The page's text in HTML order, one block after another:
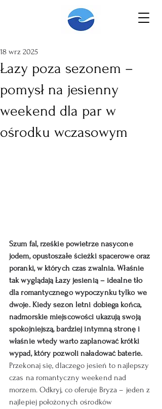
Łazy poza sezonem –
pomysł na jesienny
weekend dla par w
ośrodku wczasowym
18 wrz 2025
Szum fal, rześkie powietrze nasycone
jodem, opustoszałe ścieżki spacerowe oraz
poranki, w których czas zwalnia. Właśnie
tak wyglądają Łazy jesienią – idealne tło
dla romantycznego wypoczynku tylko we
dwoje. Kiedy sezon letni dobiega końca,
nadmorskie miejscowości ukazują swoją
spokojniejszą, bardziej intymną stronę i
właśnie wtedy warto zaplanować krótki
wypad, który pozwoli naładować baterie.
Przekonaj się, dlaczego jesień to najlepszy
czas na romantyczny weekend nad
morzem. Odkryj, co oferuje Bryza – jeden z
najlepiej położonych ośrodków